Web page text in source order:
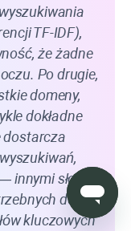
TF-IDF),
że żadne
Po drugie,
domeny,
dokładne
dostarcza
słowy,
do
kluczowych